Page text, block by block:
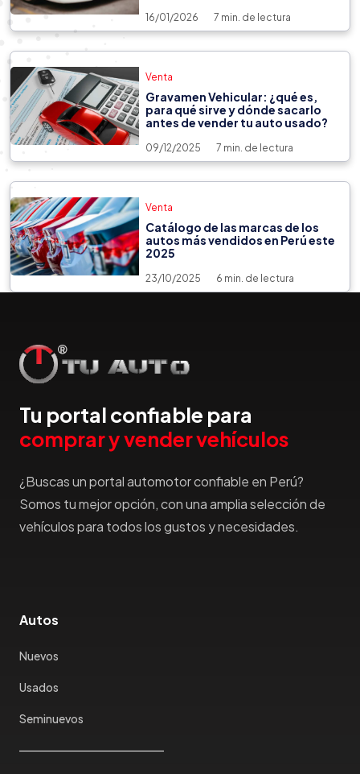
16/01/2026 7 min. de lectura
Venta
Gravamen Vehicular: ¿qué es,
para qué sirve y dónde sacarlo
antes de vender tu auto usado?
09/12/2025 7 min. de lectura
Venta
Catálogo de las marcas de los
autos más vendidos en Perú este
2025
23/10/2025 6 min. de lectura
Tu portal confiable para
comprar y vender vehículos
¿Buscas un portal automotor confiable en Perú?
Somos tu mejor opción, con una amplia selección de
vehículos para todos los gustos y necesidades.
Autos
Nuevos
Usados
Seminuevos